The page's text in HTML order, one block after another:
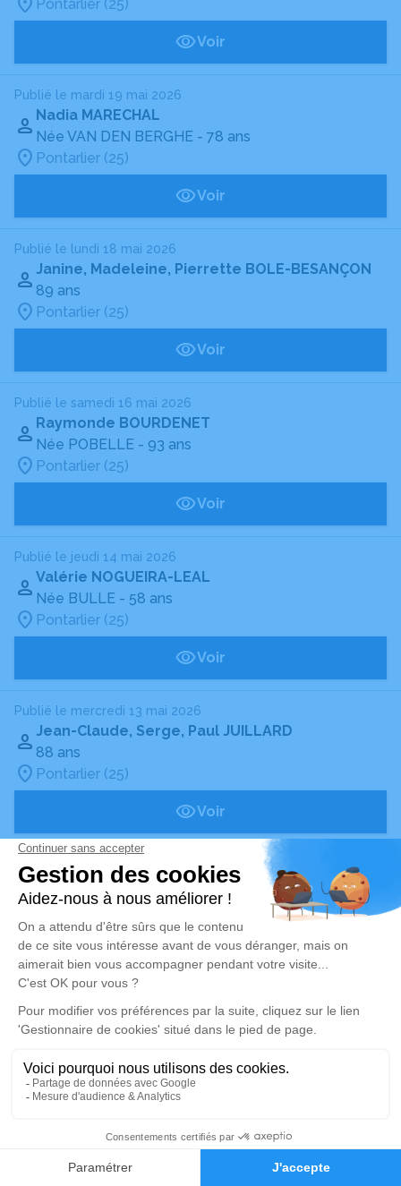
Pontarlier (25)
Voir
Publié le mardi 19 mai 2026
Nadia MARECHAL
Née VAN DEN BERGHE - 78 ans
Pontarlier (25)
Voir
Publié le lundi 18 mai 2026
Janine, Madeleine, Pierrette BOLE-BESANÇON
89 ans
Pontarlier (25)
Voir
Publié le samedi 16 mai 2026
Raymonde BOURDENET
Née POBELLE - 93 ans
Pontarlier (25)
Voir
Publié le jeudi 14 mai 2026
Valérie NOGUEIRA-LEAL
Née BULLE - 58 ans
Pontarlier (25)
Voir
Publié le mercredi 13 mai 2026
Jean-Claude, Serge, Paul JUILLARD
88 ans
Pontarlier (25)
Voir
Publié le mercredi 13 mai 2026
Marie-Rose LANÇON
Née NIBBIO
Pontarlier (25)
Voir
Publié le mardi 12 mai 2026
Marie-Rose, Célestine Eugenie LANÇON
Née NIBBIO
- 84 ans
Pontarlier (25)
Publié le lundi 11 mai 2026
Alerte décès 25